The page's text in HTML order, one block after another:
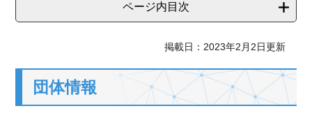
ページ内目次
掲載日：2023年2月2日更新
団体情報